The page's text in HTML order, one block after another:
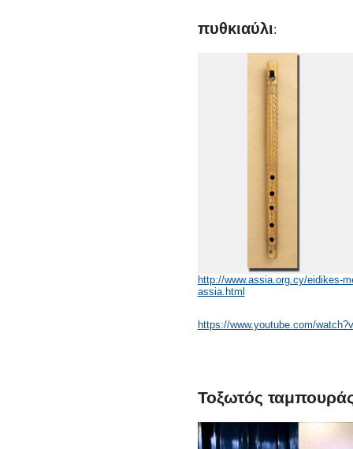
πυθκιαύλι:
http://www.assia.org.cy/eidikes-
assia.html
https://www.youtube.com/
Τοξωτός